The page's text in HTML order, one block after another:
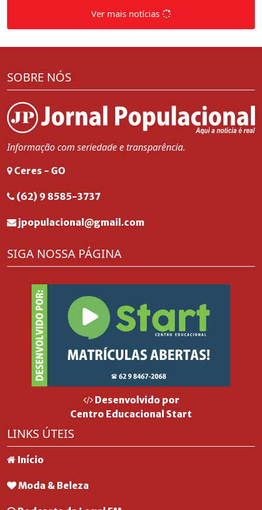
Ver mais notícias
SOBRE NÓS
Informação com seriedade e transparência.
Ceres - GO
(62) 9 8585-3737
jpopulacional@gmail.com
SIGA NOSSA PÁGINA
Desenvolvido por
Centro Educacional Start
LINKS ÚTEIS
Início
Moda & Beleza